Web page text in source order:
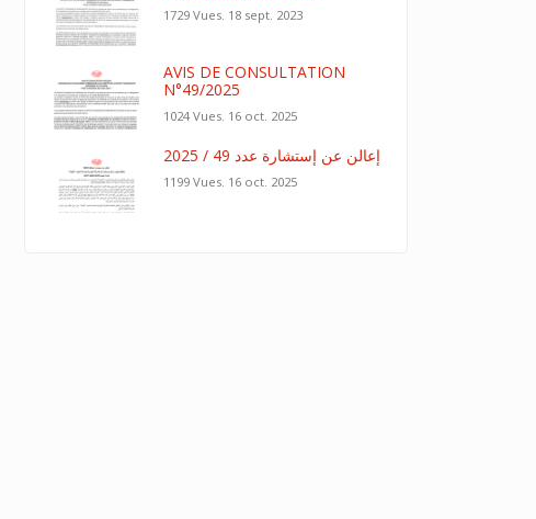
1729 Vues. 18 sept. 2023
AVIS DE CONSULTATION
N°49/2025
1024 Vues. 16 oct. 2025
إعالن عن إستشارة عدد 49 / 2025
1199 Vues. 16 oct. 2025